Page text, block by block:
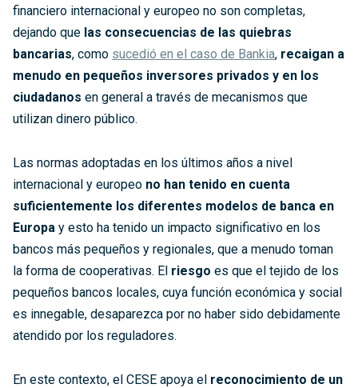
financiero internacional y europeo no son completas,
dejando que las consecuencias de las quiebras
bancarias, como sucedió en el caso de Bankia, recaigan a
menudo en pequeños inversores privados y en los
ciudadanos en general a través de mecanismos que
utilizan dinero público.
Las normas adoptadas en los últimos años a nivel
internacional y europeo no han tenido en cuenta
suficientemente los diferentes modelos de banca en
Europa y esto ha tenido un impacto significativo en los
bancos más pequeños y regionales, que a menudo toman
la forma de cooperativas. El riesgo es que el tejido de los
pequeños bancos locales, cuya función económica y social
es innegable, desaparezca por no haber sido debidamente
atendido por los reguladores.
En este contexto, el CESE apoya el reconocimiento de un